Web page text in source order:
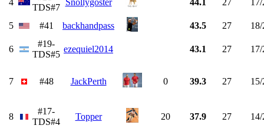
4
TDS#7
Snollygoster 44.1 27 17/
5 #41 backhandpass 43.5 27 18/
6
#19-
TDS#5
ezequiel2014 43.1 27 17/
7 #48 JackPerth 0 39.3 27 15/
8
#17-
TDS#4
Topper 20 37.9 27 14/